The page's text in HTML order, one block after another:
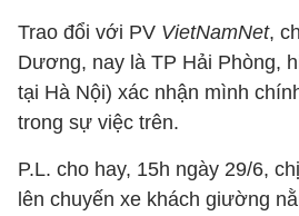
Trao đổi với PV VietNamNet,
Dương, nay là TP Hải Phòng,
tại Hà Nội) xác nhận mình
trong sự việc trên.
P.L. cho hay, 15h ngày 29/6,
lên chuyến xe khách giường